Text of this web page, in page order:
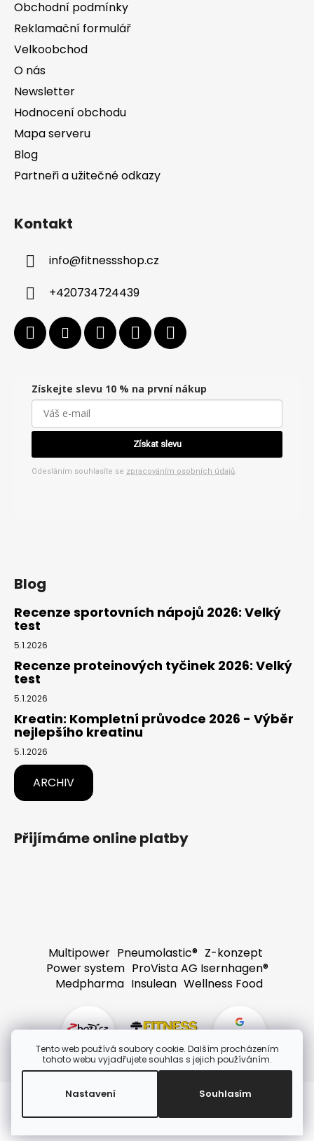
Tento web používá soubory cookie. Dalším procházením
tohoto webu vyjadřujete souhlas s jejich používáním.
Nastavení Souhlasím
Obchodní podmínky
Reklamační formulář
Velkoobchod
O nás
Newsletter
Hodnocení obchodu
Mapa serveru
Blog
Partneři a užitečné odkazy
Kontakt
info@fitnessshop.cz
+420734724439
Získejte slevu 10 % na první nákup
Získat slevu
Odesláním souhlasíte se zpracováním osobních údajů.
Blog
Recenze sportovních nápojů 2026: Velký
test
5.1.2026
Recenze proteinových tyčinek 2026: Velký
test
5.1.2026
Kreatin: Kompletní průvodce 2026 - Výběr
nejlepšího kreatinu
5.1.2026
ARCHIV
Přijímáme online platby
Multipower Pneumolastic® Z-konzept
Power system ProVista AG Isernhagen®
Medpharma Insulean Wellness Food
4,8
Vytvořil Shoptet
Copyright 2026Fitnessshop.cz